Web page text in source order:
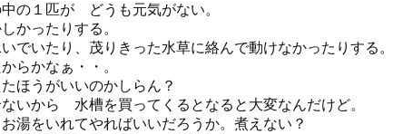
中の１匹が どうも元気がない。
かったりする。
でいたり、茂りきった水草に絡んで動けなかったりする。
らかなぁ・・。
ほうがいいのかしらん？
いから 水槽を買ってくるとなると大変なんだけど。
湯をいれてやればいいだろうか。煮えない？